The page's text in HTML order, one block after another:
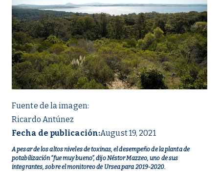
Fuente de la imagen:
Ricardo Antúnez
Fecha de publicación:August 19, 2021
A pesar de los altos niveles de toxinas, el desempeño de la planta de
potabilización “fue muy bueno”, dijo Néstor Mazzeo, uno de sus
integrantes, sobre el monitoreo de Ursea para 2019-2020.